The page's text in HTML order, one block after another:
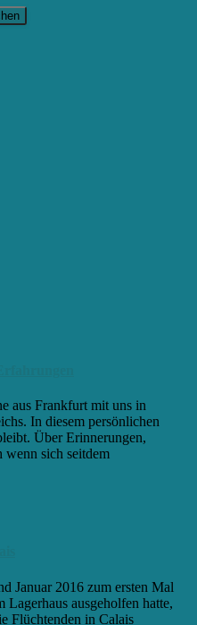
aus Frankfurt mit uns in
In diesem persönlichen
Über Erinnerungen,
sich seitdem
Januar 2016 zum ersten Mal
ausgeholfen hatte,
Flüchtenden in Calais